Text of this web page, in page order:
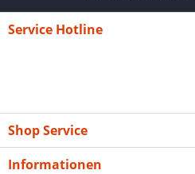
Service Hotline
Shop Service
Informationen